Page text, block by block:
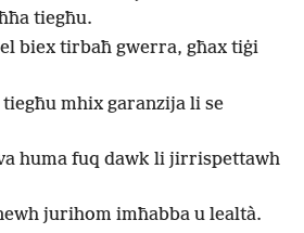
tiegħu.
biex tirbaħ gwerra, għax tiġi
mhix garanzija li se
huma fuq dawk li jirrispettawh
jurihom imħabba u lealtà.